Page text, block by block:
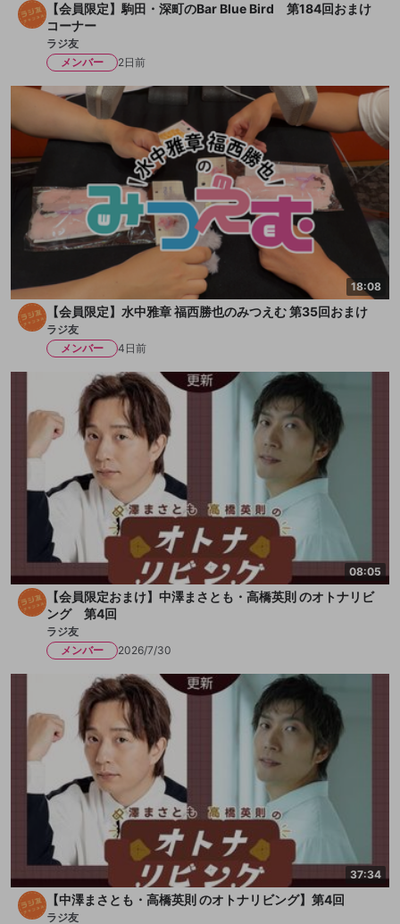
【会員限定】駒田・深町のBar Blue Bird 第184回おまけ
コーナー
ラジ友
メンバー
2日前
18:08
【会員限定】水中雅章 福西勝也のみつえむ 第35回おまけ
ラジ友
メンバー
4日前
08:05
【会員限定おまけ】中澤まさとも・高橋英則 のオトナリビ
ング 第4回
ラジ友
メンバー
2026/7/30
37:34
【中澤まさとも・高橋英則 のオトナリビング】第4回
ラジ友